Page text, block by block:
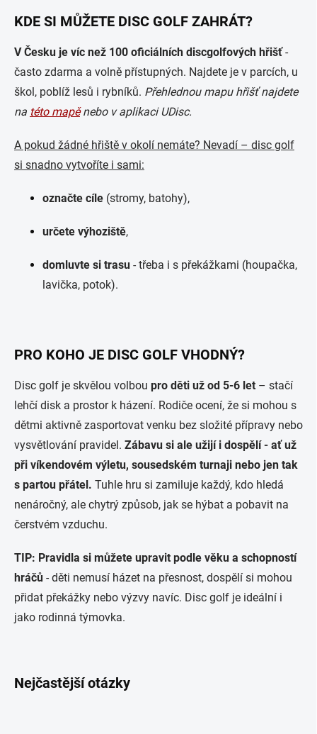
KDE SI MŮŽETE DISC GOLF ZAHRÁT?
V Česku je víc než 100 oficiálních discgolfových hřišť-
často zdarma a volně přístupných. Najdete je v parcích, u
škol, poblíž lesů i rybníků. Přehlednou mapu hřišť najdete
na této mapěnebo v aplikaci UDisc.
A pokud žádné hřiště v okolí nemáte? Nevadí – disc golf
si snadno vytvoříte i sami:
označte cíle (stromy, batohy),
určete výhoziště,
domluvte si trasu - třeba i s překážkami (houpačka,
lavička, potok).
PRO KOHO JE DISC GOLF VHODNÝ?
Disc golf je skvělou volbou pro děti už od 5-6 let – stačí
lehčí disk a prostor k házení. Rodiče ocení, že si mohou s
dětmi aktivně zasportovat venku bez složité přípravy nebo
vysvětlování pravidel. Zábavu si ale užijí i dospělí - ať už
při víkendovém výletu, sousedském turnaji nebo jen tak
s partou přátel. Tuhle hru si zamiluje každý, kdo hledá
nenáročný, ale chytrý způsob, jak se hýbat a pobavit na
čerstvém vzduchu.
TIP: Pravidla si můžete upravit podle věku a schopností
hráčů - děti nemusí házet na přesnost, dospělí si mohou
přidat překážky nebo výzvy navíc. Disc golf je ideální i
jako rodinná týmovka.
Nejčastější otázky